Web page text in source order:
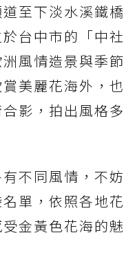
至下淡水溪鐵橋
台中市的「中社
風情造景與季節
美麗花海外，也
影，拍出風格多
不同風情，不妨
單，依照各地花
金黃色花海的魅